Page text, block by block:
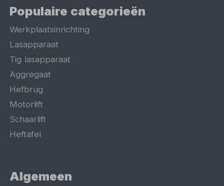
Populaire categorieën
Werkplaatsinrichting
Lasapparaat
Tig lasapparaat
Aggregaat
Hefbrug
Motorlift
Schaarlift
Heftafel
Algemeen